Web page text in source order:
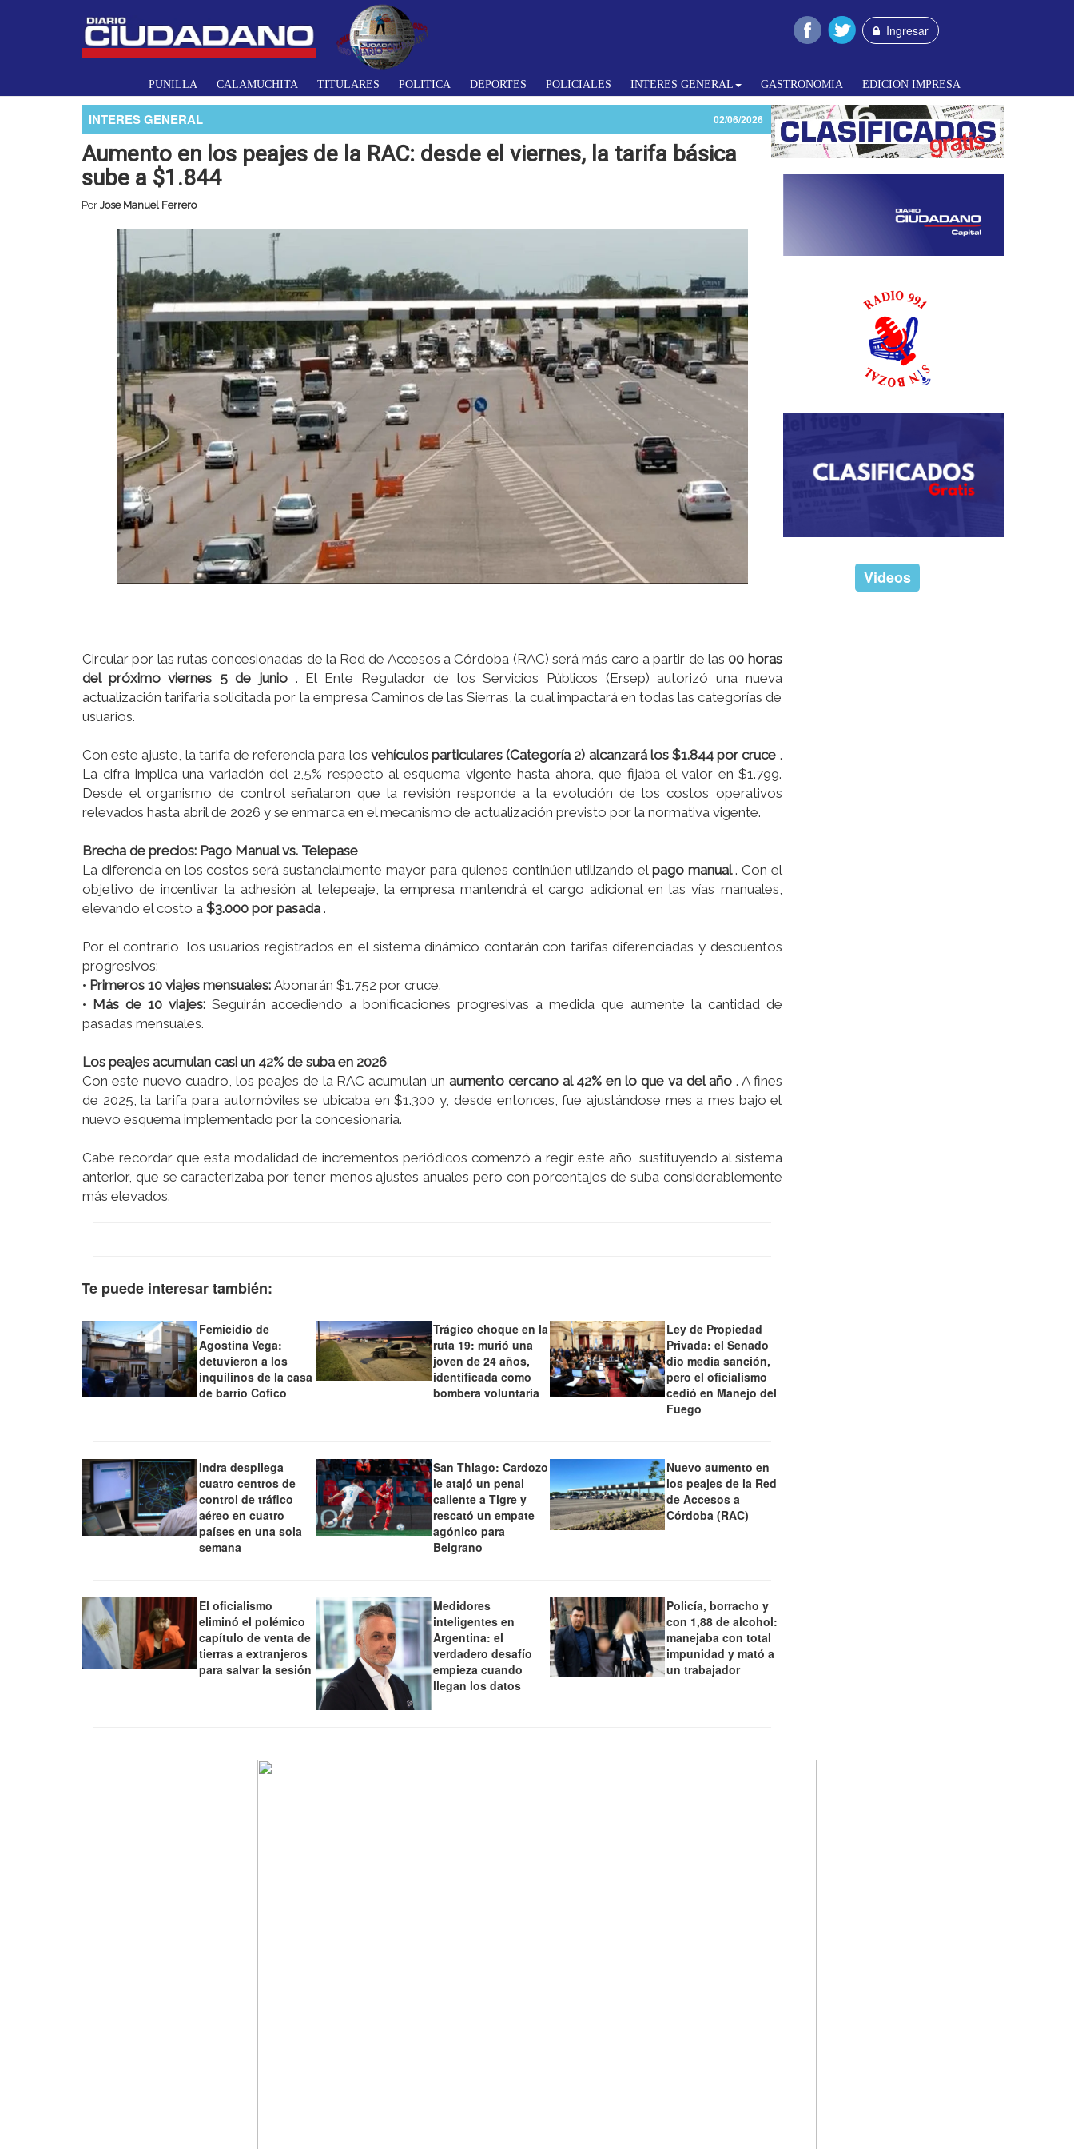
Ingresar
PUNILLA CALAMUCHITA TITULARES POLITICA DEPORTES POLICIALES INTERES GENERAL GASTRONOMIA EDICION IMPRESA
INTERES GENERAL 02/06/2026
Aumento en los peajes de la RAC: desde el viernes, la tarifa básica
sube a $1.844
Por Jose Manuel Ferrero
Circular por las rutas concesionadas de la Red de Accesos a Córdoba (RAC) será más caro a partir de las00 horas
del próximo viernes 5 de junio . El Ente Regulador de los Servicios Públicos (Ersep) autorizó una nueva
actualización tarifaria solicitada por la empresa Caminos de las Sierras, la cual impactará en todas las categorías de
usuarios.
Con este ajuste, la tarifa de referencia para los vehículos particulares (Categoría 2) alcanzará los $1.844 por cruce .
La cifra implica una variación del 2,5% respecto al esquema vigente hasta ahora, que fijaba el valor en $1.799.
Desde el organismo de control señalaron que la revisión responde a la evolución de los costos operativos
relevados hasta abril de 2026 y se enmarca en el mecanismo de actualización previsto por la normativa vigente.
Brecha de precios: Pago Manual vs. Telepase
La diferencia en los costos será sustancialmente mayor para quienes continúen utilizando elpago manual. Con el
objetivo de incentivar la adhesión al telepeaje, la empresa mantendrá el cargo adicional en las vías manuales,
elevando el costo a $3.000 por pasada .
Por el contrario, los usuarios registrados en el sistema dinámico contarán con tarifas diferenciadas y descuentos
progresivos:
• Primeros 10 viajes mensuales: Abonarán $1.752 por cruce.
• Más de 10 viajes: Seguirán accediendo a bonificaciones progresivas a medida que aumente la cantidad de
pasadas mensuales.
Los peajes acumulan casi un 42% de suba en 2026
Con este nuevo cuadro, los peajes de la RAC acumulan unaumento cercano al 42% en lo que va del año . A fines
de 2025, la tarifa para automóviles se ubicaba en $1.300 y, desde entonces, fue ajustándose mes a mes bajo el
nuevo esquema implementado por la concesionaria.
Cabe recordar que esta modalidad de incrementos periódicos comenzó a regir este año, sustituyendo al sistema
anterior, que se caracterizaba por tener menos ajustes anuales pero con porcentajes de suba considerablemente
más elevados.
Te puede interesar también:
Femicidio de
Agostina Vega:
detuvieron a los
inquilinos de la casa
de barrio Cofico
Trágico choque en la
ruta 19: murió una
joven de 24 años,
identificada como
bombera voluntaria
Ley de Propiedad
Privada: el Senado
dio media sanción,
pero el oficialismo
cedió en Manejo del
Fuego
Indra despliega
cuatro centros de
control de tráfico
aéreo en cuatro
países en una sola
semana
San Thiago: Cardozo
le atajó un penal
caliente a Tigre y
rescató un empate
agónico para
Belgrano
Nuevo aumento en
los peajes de la Red
de Accesos a
Córdoba (RAC)
El oficialismo
eliminó el polémico
capítulo de venta de
tierras a extranjeros
para salvar la sesión
Medidores
inteligentes en
Argentina: el
verdadero desafío
empieza cuando
llegan los datos
Policía, borracho y
con 1,88 de alcohol:
manejaba con total
impunidad y mató a
un trabajador
Videos